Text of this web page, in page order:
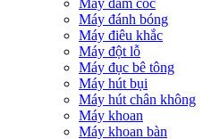
Máy đầm cóc
Máy đánh bóng
Máy điêu khắc
Máy đột lỗ
Máy đục bê tông
Máy hút bụi
Máy hút chân không
Máy khoan
Máy khoan bàn